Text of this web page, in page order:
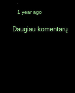
·
1 year ago
Daugiau komentarų